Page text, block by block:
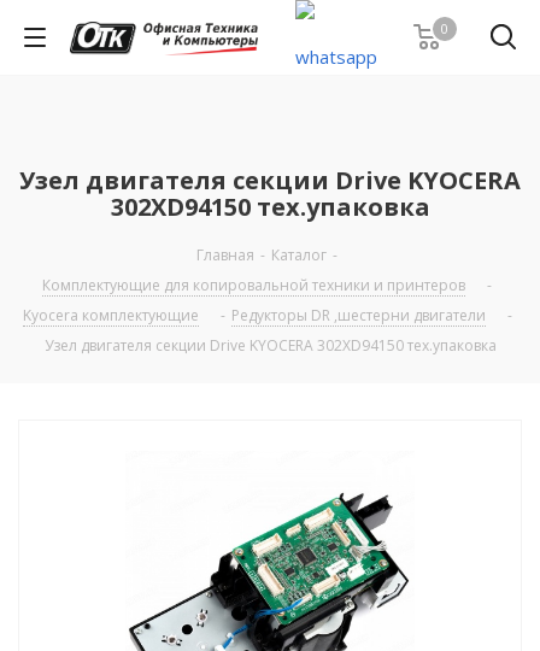
0
Узел двигателя секции Drive KYOCERA
302XD94150 тех.упаковка
Главная - Каталог -
Комплектующие для копировальной техники и принтеров
-
Kyocera комплектующие
- Редукторы DR ,шестерни двигатели
-
Узел двигателя секции Drive KYOCERA 302XD94150 тех.упаковка